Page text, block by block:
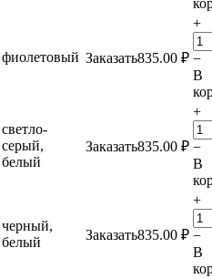
фиолетовый Заказать835.00 ₽
+
−
В
светло-
серый,
белый
Заказать835.00 ₽
+
−
В
черный,
белый
Заказать835.00 ₽
+
−
В